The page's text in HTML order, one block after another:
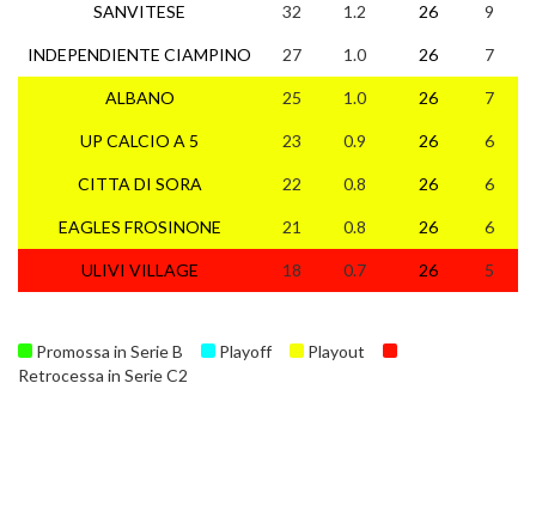
SANVITESE
INDEPENDIENTE CIAMPINO
ALBANO
UP CALCIO A 5
CITTA DI SORA
EAGLES FROSINONE
ULIVI VILLAGE
32 1.2 26 9
27 1.0 26 7
25 1.0 26 7
23 0.9 26 6
22 0.8 26 6
21 0.8 26 6
18 0.7 26 5
Promossa in Serie B Playoff
Playout
Retrocessa in Serie C2